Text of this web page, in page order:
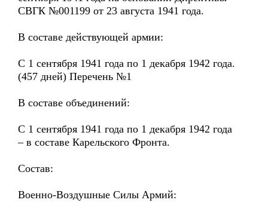
СВГК №001199 от 23 августа 1941 года.
В составе действующей армии:
С 1 сентября 1941 года по 1 декабря 1942 года.
(457 дней) Перечень №1
В составе объединений:
С 1 сентября 1941 года по 1 декабря 1942 года
– в составе Карельского Фронта.
Состав:
Военно-Воздушные Силы Армий: